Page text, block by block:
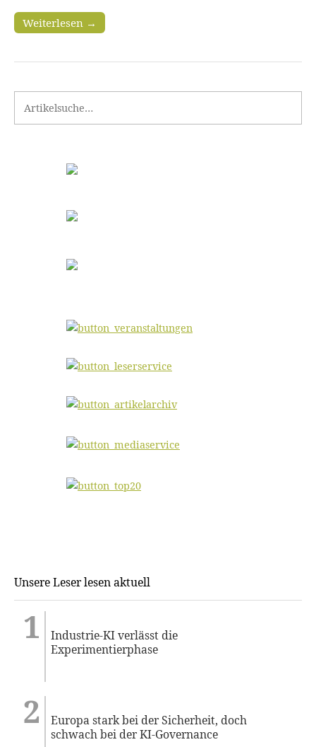
Weiterlesen →
Unsere Leser lesen aktuell
Industrie-KI verlässt die
Experimentierphase
Europa stark bei der Sicherheit, doch
schwach bei der KI-Governance